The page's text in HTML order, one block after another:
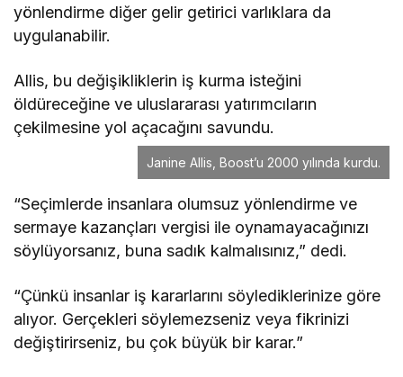
yönlendirme diğer gelir getirici varlıklara da
uygulanabilir.
Allis, bu değişikliklerin iş kurma isteğini
öldüreceğine ve uluslararası yatırımcıların
çekilmesine yol açacağını savundu.
Janine Allis, Boost’u 2000 yılında kurdu.
“Seçimlerde insanlara olumsuz yönlendirme ve
sermaye kazançları vergisi ile oynamayacağınızı
söylüyorsanız, buna sadık kalmalısınız,” dedi.
“Çünkü insanlar iş kararlarını söylediklerinize göre
alıyor. Gerçekleri söylemezseniz veya fikrinizi
değiştirirseniz, bu çok büyük bir karar.”